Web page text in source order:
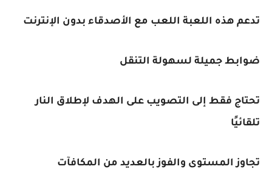
تدعم هذه اللعبة اللعب مع الأصدقاء بدون الإنترنت
ضوابط جميلة لسهولة التنقل
تحتاج فقط إلى التصويب على الهدف لإطلاق النار
تلقائيًا
تجاوز المستوى والفوز بالعديد من المكافآت